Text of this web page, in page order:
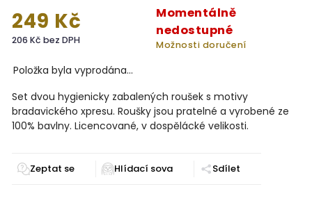
249 Kč
206 Kč bez DPH
Momentálně
nedostupné
Možnosti doručení
Položka byla vyprodána…
Set dvou hygienicky zabalených roušek s motivy
bradavického xpresu. Roušky jsou pratelné a vyrobené ze
100% bavlny. Licencované, v dospělácké velikosti.
Zeptat se Sdílet